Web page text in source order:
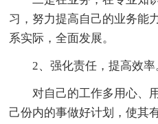
习，努力提高自己的业务能
系实际，全面发展。
2、强化责任，提高效率
对自己的工作多用心、
己份内的事做好计划，使其